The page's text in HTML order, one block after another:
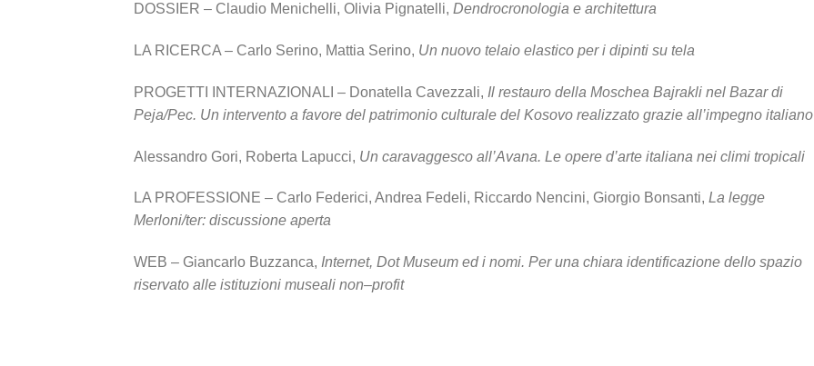
DOSSIER – Claudio Menichelli, Olivia Pignatelli, Dendrocronologia e architettura
LA RICERCA – Carlo Serino, Mattia Serino, Un nuovo telaio elastico per i dipinti su tela
PROGETTI INTERNAZIONALI – Donatella Cavezzali, Il restauro della Moschea Bajrakli nel Bazar di
Peja/Pec. Un intervento a favore del patrimonio culturale del Kosovo realizzato grazie all’impegno italiano
Alessandro Gori, Roberta Lapucci, Un caravaggesco all’Avana. Le opere d’arte italiana nei climi tropicali
LA PROFESSIONE – Carlo Federici, Andrea Fedeli, Riccardo Nencini, Giorgio Bonsanti, La legge
Merloni/ter: discussione aperta
WEB – Giancarlo Buzzanca, Internet, Dot Museum ed i nomi. Per una chiara identificazione dello spazio
riservato alle istituzioni museali non–profit